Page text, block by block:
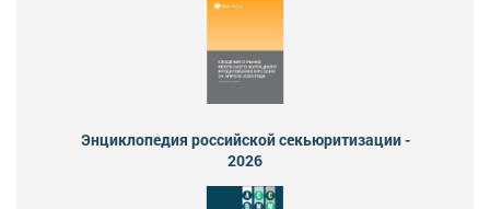
Энциклопедия российской секьюритизации -
2026